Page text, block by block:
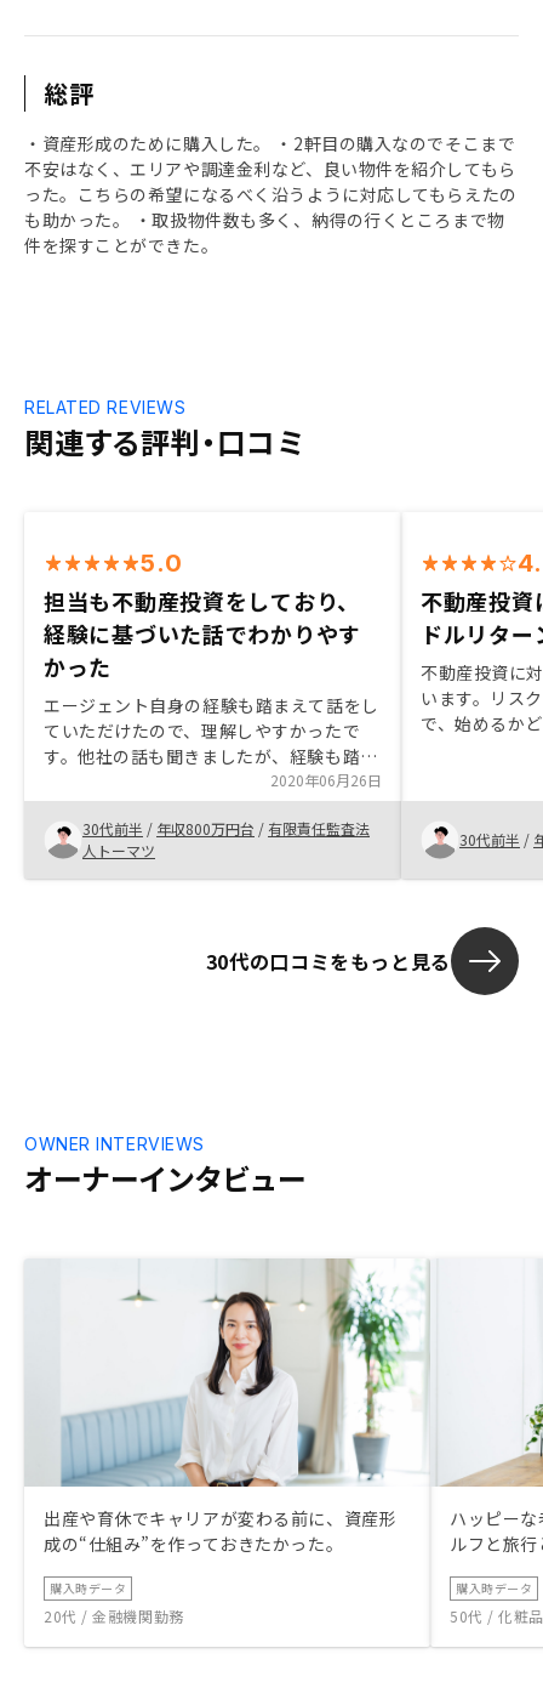
総評
・資産形成のために購入した。 ・2軒目の購入なのでそこまで
不安はなく、エリアや調達金利など、良い物件を紹介してもら
った。こちらの希望になるべく沿うように対応してもらえたの
も助かった。 ・取扱物件数も多く、納得の行くところまで物
件を探すことができた。
関連する評判・口コミ
RELATED REVIEWS
5.0
担当も不動産投資をしており、
経験に基づいた話でわかりやす
かった
エージェント自身の経験も踏まえて話をし
ていただけたので、理解しやすかったで
す。他社の話も聞きましたが、経験も踏ま
えた話を聞けたのはこちらだけだったと思
います。固定資産税含めたキャッシュアウ
トと節税効果の見込みについても説明があ
ると尚いいかと思います。
2020年06月26日
30代前半 / 年収800万円台 / 有限責任監査法
人トーマツ
不動産投資
ドルリター
不動産投資に
います。リス
で、始めるか
はセミナーや
で始めると納
います。何も
うので、興味
べてリターン
リスクも少な
産投資がいい
30代前半 /
30代の口コミをもっと見る
オーナーインタビュー
OWNER INTERVIEWS
出産や育休でキャリアが変わる前に、資産形
成の“仕組み”を作っておきたかった。
購入時データ
20代 / 金融機関勤務
ハッピー
ルフと旅
購入時データ
50代 / 化粧